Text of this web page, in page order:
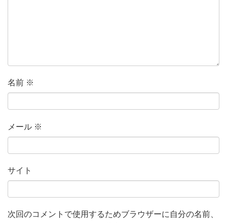
名前 ※
メール ※
サイト
次回のコメントで使用するためブラウザーに自分の名前、